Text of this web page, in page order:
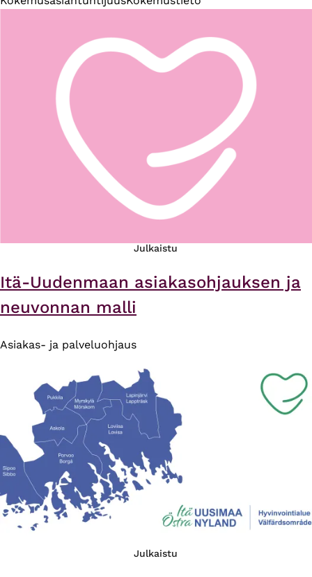
Julkaistu
Itä-Uudenmaan asiakasohjauksen ja
neuvonnan malli
Asiakas- ja palveluohjaus
Julkaistu